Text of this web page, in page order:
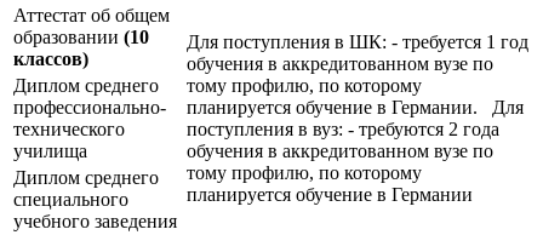
Аттестат об общем
образовании (10
классов)
Для поступления в ШК: - требуется 1 год
обучения в аккредитованном вузе по
тому профилю, по которому
планируется обучение в Германии. Для
поступления в вуз: - требуются 2 года
обучения в аккредитованном вузе по
тому профилю, по которому
планируется обучение в Германии
Диплом среднего
профессионально-
технического
училища
Диплом среднего
специального
учебного заведения